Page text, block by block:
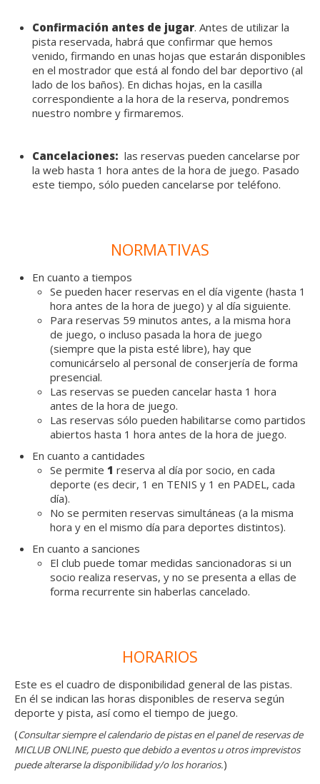
Confirmación antes de jugar. Antes de utilizar la
pista reservada, habrá que confirmar que hemos
venido, firmando en unas hojas que estarán disponibles
en el mostrador que está al fondo del bar deportivo (al
lado de los baños). En dichas hojas, en la casilla
correspondiente a la hora de la reserva, pondremos
nuestro nombre y firmaremos.
Cancelaciones: las reservas pueden cancelarse por
la web hasta 1 hora antes de la hora de juego. Pasado
este tiempo, sólo pueden cancelarse por teléfono.
NORMATIVAS
En cuanto a tiempos
Se pueden hacer reservas en el día vigente (hasta 1
hora antes de la hora de juego) y al día siguiente.
Para reservas 59 minutos antes, a la misma hora
de juego, o incluso pasada la hora de juego
(siempre que la pista esté libre), hay que
comunicárselo al personal de conserjería de forma
presencial.
Las reservas se pueden cancelar hasta 1 hora
antes de la hora de juego.
Las reservas sólo pueden habilitarse como partidos
abiertos hasta 1 hora antes de la hora de juego.
En cuanto a cantidades
Se permite 1 reserva al día por socio, en cada
deporte (es decir, 1 en TENIS y 1 en PADEL, cada
día).
No se permiten reservas simultáneas (a la misma
hora y en el mismo día para deportes distintos).
En cuanto a sanciones
El club puede tomar medidas sancionadoras si un
socio realiza reservas, y no se presenta a ellas de
forma recurrente sin haberlas cancelado.
HORARIOS
Este es el cuadro de disponibilidad general de las pistas.
En él se indican las horas disponibles de reserva según
deporte y pista, así como el tiempo de juego.
(Consultar siempre el calendario de pistas en el panel de reservas de
MICLUB ONLINE, puesto que debido a eventos u otros imprevistos
puede alterarse la disponibilidad y/o los horarios.)